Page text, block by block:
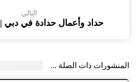
التالي
حداد وأعمال حدادة في دبي |0565930521
المنشورات ذات الصلة ...